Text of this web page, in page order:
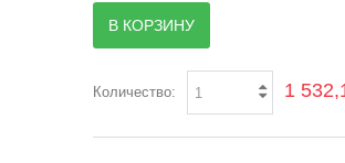
В КОРЗИНУ
Количество: 1